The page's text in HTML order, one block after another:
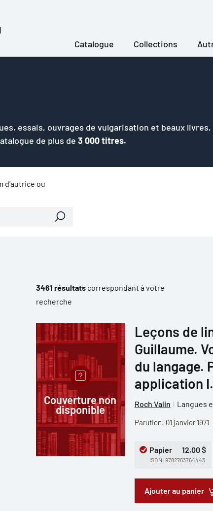
Catalogue Collections
essais, ouvrages de vulgarisation et beaux livres,
de plus de 3 000 titres.
d'autrice ou
3461 résultatscorrespondant à votre
recherche
Couverture non
disponible
Leçons de
Guillaume.
du langage.
application
Roch Valin Langues
Parution: 01 janvier 1971
Papier 12,00 $
ISBN: 9782763764443
Ajouter au panier